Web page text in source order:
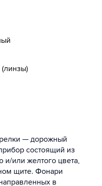
— дорожный
состоящий из
и/или желтого цвета,
щите. Фонари
в